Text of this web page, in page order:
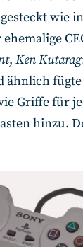
wie
, Ken
fügte
Griffe für
hinzu.